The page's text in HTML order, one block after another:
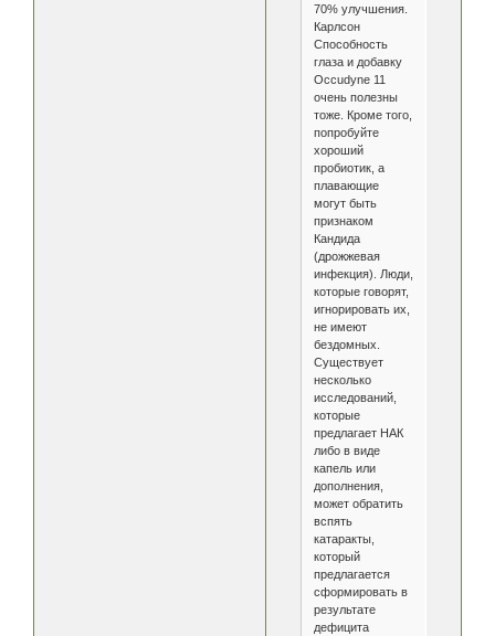
70% улучшения.
Карлсон
Способность
глаза и добавку
Occudyne 11
очень полезны
тоже. Кроме того,
попробуйте
хороший
пробиотик, а
плавающие
могут быть
признаком
Кандида
(дрожжевая
инфекция). Люди,
которые говорят,
игнорировать их,
не имеют
бездомных.
Существует
несколько
исследований,
которые
предлагает НАК
либо в виде
капель или
дополнения,
может обратить
вспять
катаракты,
который
предлагается
сформировать в
результате
дефицита